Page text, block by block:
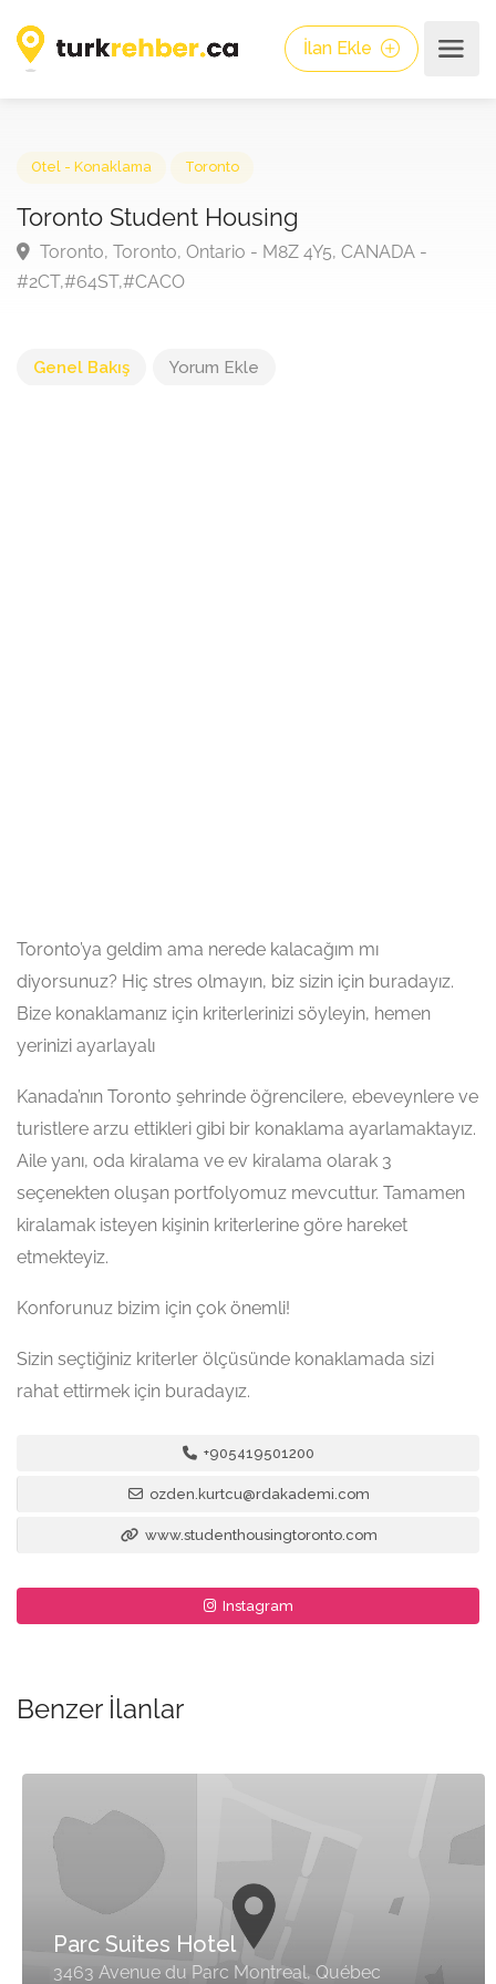
İlan Ekle
Toronto Student Housing
Toronto, Toronto, Ontario - M8Z 4Y5, CANADA -
Genel Bakış Yorum Ekle
Toronto’ya geldim ama nerede kalacağım mı
diyorsunuz? Hiç stres olmayın, biz sizin için buradayız.
Bize konaklamanız için kriterlerinizi söyleyin, hemen
yerinizi ayarlayalı
Kanada’nın Toronto şehrinde öğrencilere, ebeveynlere ve
turistlere arzu ettikleri gibi bir konaklama ayarlamaktayız.
Aile yanı, oda kiralama ve ev kiralama olarak 3
seçenekten oluşan portfolyomuz mevcuttur. Tamamen
kiralamak isteyen kişinin kriterlerine göre hareket
etmekteyiz.
Konforunuz bizim için çok önemli!
Sizin seçtiğiniz kriterler ölçüsünde konaklamada sizi
rahat ettirmek için buradayız.
+905419501200
ozden.kurtcu@rdakademi.com
www.studenthousingtoronto.com
Instagram
Benzer İlanlar
Parc Suites Hotel
3463 Avenue du Parc Montreal, Québec